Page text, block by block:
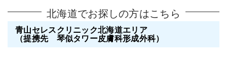
北海道でお探しの方はこちら
青山セレスクリニック北海道エリア
（提携先 琴似タワー皮膚科形成外科）